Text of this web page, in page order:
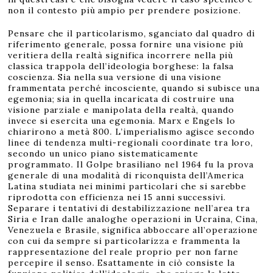
non il contesto più ampio per prendere posizione.
Pensare che il particolarismo, sganciato dal quadro di
riferimento generale, possa fornire una visione più
veritiera della realtà significa incorrere nella più
classica trappola dell’ideologia borghese: la falsa
coscienza. Sia nella sua versione di una visione
frammentata perché incosciente, quando si subisce una
egemonia; sia in quella incaricata di costruire una
visione parziale e manipolata della realtà, quando
invece si esercita una egemonia. Marx e Engels lo
chiarirono a metà 800. L’imperialismo agisce secondo
linee di tendenza multi-regionali coordinate tra loro,
secondo un unico piano sistematicamente
programmato. Il Golpe brasiliano nel 1964 fu la prova
generale di una modalità di riconquista dell’America
Latina studiata nei minimi particolari che si sarebbe
riprodotta con efficienza nei 15 anni successivi.
Separare i tentativi di destabilizzazione nell’area tra
Siria e Iran dalle analoghe operazioni in Ucraina, Cina,
Venezuela e Brasile, significa abboccare all’operazione
con cui da sempre si particolarizza e frammenta la
rappresentazione del reale proprio per non farne
percepire il senso. Esattamente in ciò consiste la